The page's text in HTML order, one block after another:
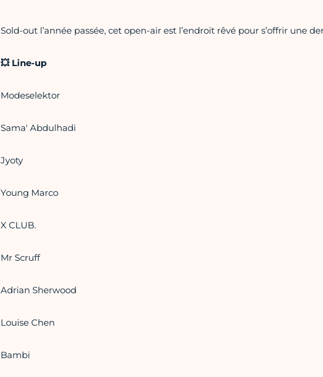
Sold-out l’année passée, cet open-air est l’endroit rêvé pour s’offrir une
💥 Line-up
Modeselektor
Sama' Abdulhadi
Jyoty
Young Marco
X CLUB.
Mr Scruff
Adrian Sherwood
Louise Chen
Bambi